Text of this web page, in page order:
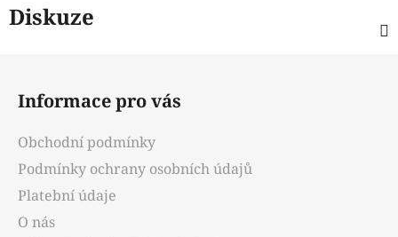
Diskuze
Informace pro vás
Obchodní podmínky
Podmínky ochrany osobních údajů
Platební údaje
O nás